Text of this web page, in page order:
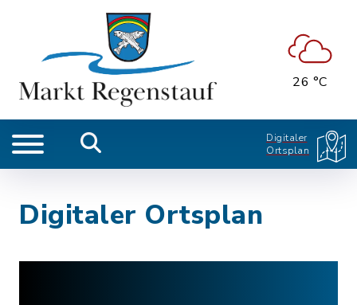
26 °C
Digitaler
Ortsplan
Digitaler Ortsplan